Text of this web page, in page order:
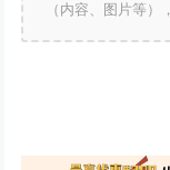
（内容、图片等